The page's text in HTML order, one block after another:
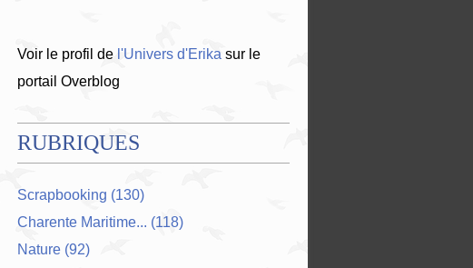
Voir le profil de l'Univers d'Erika sur le
portail Overblog
RUBRIQUES
Scrapbooking (130)
Charente Maritime... (118)
Nature (92)